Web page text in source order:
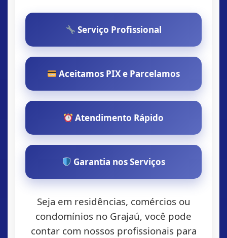
Serviço Profissional
Aceitamos PIX e Parcelamos
Atendimento Rápido
Garantia nos Serviços
Seja em residências, comércios ou
condomínios no Grajaú, você pode
contar com nossos profissionais para